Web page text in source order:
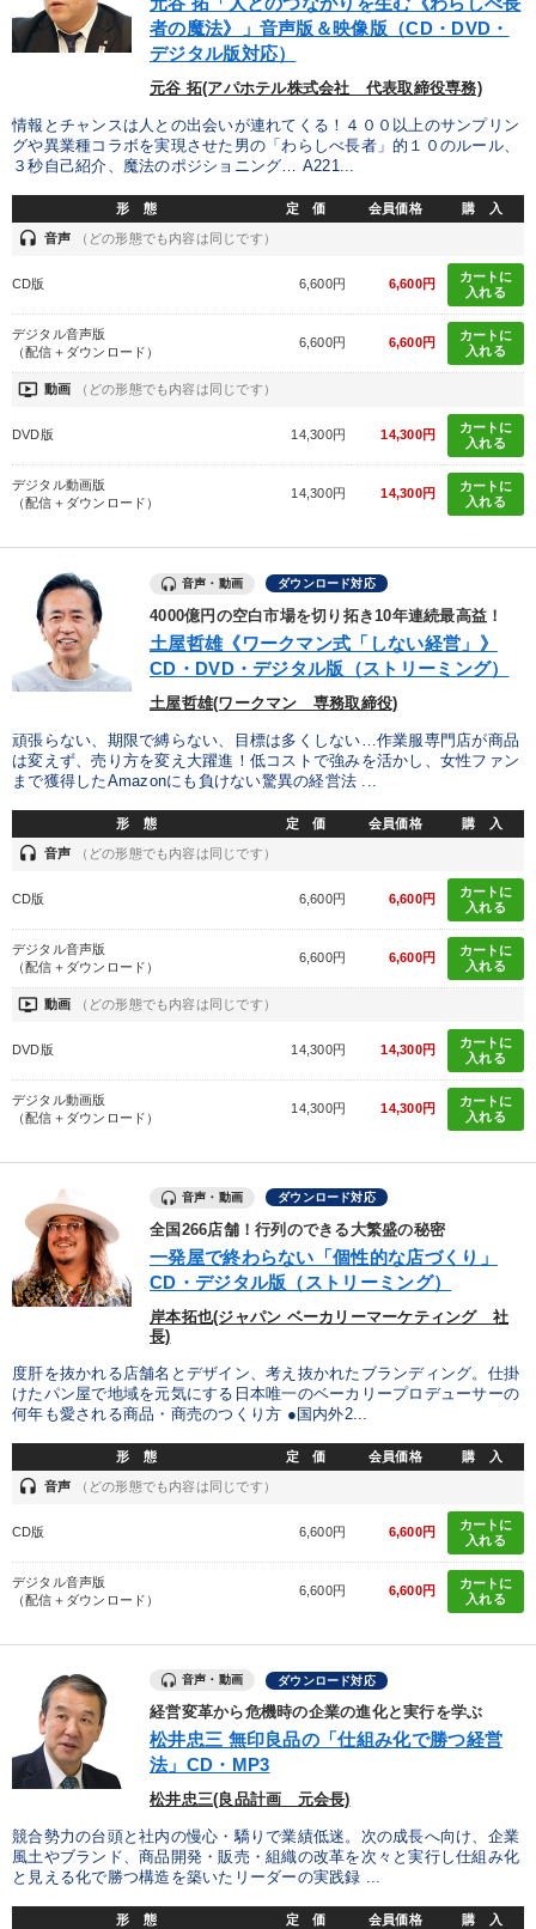
者の魔法》」音声版＆映像版（CD・DVD・
デジタル版対応）
元谷 拓(アパホテル株式会社 代表取締役専務)
情報とチャンスは人との出会いが連れてくる！４００以上のサンプリン
グや異業種コラボを実現させた男の「わらしべ長者」的１０のルール、
３秒自己紹介、魔法のポジショニング… A221...
形 態 定 価 会員価格 購 入
headset 音声 （どの形態でも内容は同じです）
CD版 6,600円 6,600円
カートに
入れる
デジタル音声版
（配信＋ダウンロード）
6,600円 6,600円
カートに
入れる
ondemand_video 動画 （どの形態でも内容は同じです）
DVD版 14,300円 14,300円
カートに
入れる
デジタル動画版
（配信＋ダウンロード）
14,300円 14,300円
カートに
入れる
音声・動画 ダウンロード対応
4000億円の空白市場を切り拓き10年連続最高益！
土屋哲雄《ワークマン式「しない経営」》
CD・DVD・デジタル版（ストリーミング）
土屋哲雄(ワークマン 専務取締役)
頑張らない、期限で縛らない、目標は多くしない…作業服専門店が商品
は変えず、売り方を変え大躍進！低コストで強みを活かし、女性ファン
まで獲得したAmazonにも負けない驚異の経営法 ...
形 態 定 価 会員価格 購 入
headset 音声 （どの形態でも内容は同じです）
CD版 6,600円 6,600円
カートに
入れる
デジタル音声版
（配信＋ダウンロード）
6,600円 6,600円
カートに
入れる
ondemand_video 動画 （どの形態でも内容は同じです）
DVD版 14,300円 14,300円
カートに
入れる
デジタル動画版
（配信＋ダウンロード）
14,300円 14,300円
カートに
入れる
音声・動画 ダウンロード対応
全国266店舗！行列のできる大繁盛の秘密
一発屋で終わらない「個性的な店づくり」
CD・デジタル版（ストリーミング）
岸本拓也(ジャパン ベーカリーマーケティング 社
長)
度肝を抜かれる店舗名とデザイン、考え抜かれたブランディング。仕掛
けたパン屋で地域を元気にする日本唯一のベーカリープロデューサーの
何年も愛される商品・商売のつくり方 ●国内外2...
形 態 定 価 会員価格 購 入
headset 音声 （どの形態でも内容は同じです）
CD版 6,600円 6,600円
カートに
入れる
デジタル音声版
（配信＋ダウンロード）
6,600円 6,600円
カートに
入れる
音声・動画 ダウンロード対応
経営変革から危機時の企業の進化と実行を学ぶ
松井忠三 無印良品の「仕組み化で勝つ経営
法」CD・MP3
松井忠三(良品計画 元会長)
競合勢力の台頭と社内の慢心・驕りで業績低迷。次の成長へ向け、企業
風土やブランド、商品開発・販売・組織の改革を次々と実行し仕組み化
と見える化で勝つ構造を築いたリーダーの実践録 ...
形 態 定 価 会員価格 購 入